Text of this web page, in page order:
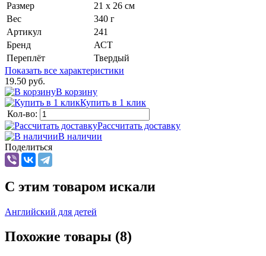
Размер
21 х 26 см
Вес
340 г
Артикул
241
Бренд
АСТ
Переплёт
Твердый
Показать все характеристики
19.50 руб.
В корзину
Купить в 1 клик
Кол-во:
Рассчитать доставку
В наличии
Поделиться
C этим товаром искали
Английский для детей
Похожие товары (8)